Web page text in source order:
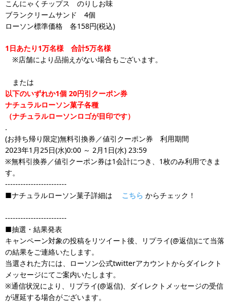
こんにゃくチップス のりしお味
ブランクリームサンド 4個
ローソン標準価格 各158円(税込)
1日あたり1万名様 合計5万名様
※店舗により品揃えがない場合もございます。
または
以下のいずれか1個 20円引クーポン券
ナチュラルローソン菓子各種
（ナチュラルローソンロゴが目印です）
.
(お持ち帰り限定)無料引換券／値引クーポン券 利用期間
2023年1月25日(水)0:00 ～ 2月1日(水) 23:59
※無料引換券／値引クーポン券は1会計につき、1枚のみ利用できま
す。
------------------------
■ナチュラルローソン菓子詳細は
こちら からチェック！
------------------------
■抽選・結果発表
キャンペーン対象の投稿をリツイート後、リプライ(@返信)にて当落
の結果をご連絡いたします。
当選された方には、ローソン公式twitterアカウントからダイレクト
メッセージにてご案内いたします。
※通信状況により、リプライ(@返信)、ダイレクトメッセージの受信
が遅延する場合がございます。